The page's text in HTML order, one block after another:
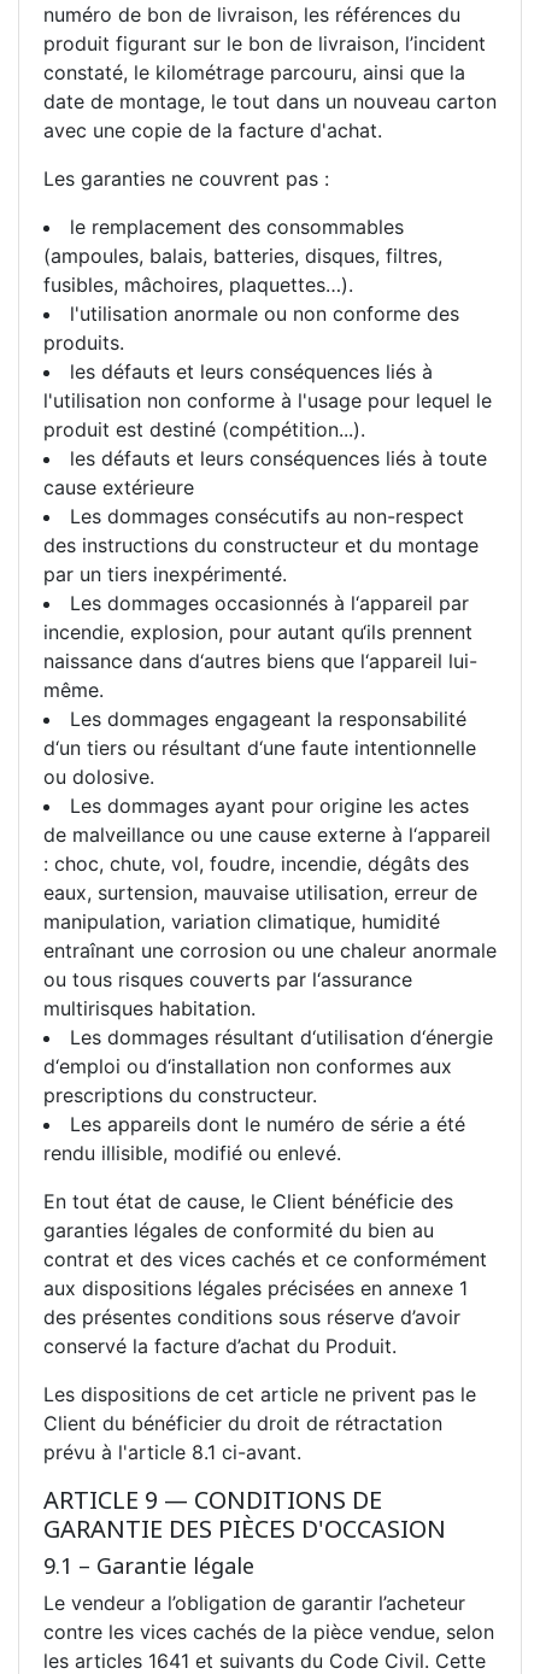
numéro de bon de livraison, les références du
produit figurant sur le bon de livraison, l’incident
constaté, le kilométrage parcouru, ainsi que la
date de montage, le tout dans un nouveau carton
avec une copie de la facture d'achat.
Les garanties ne couvrent pas :
le remplacement des consommables
(ampoules, balais, batteries, disques, filtres,
fusibles, mâchoires, plaquettes…).
l'utilisation anormale ou non conforme des
produits.
les défauts et leurs conséquences liés à
l'utilisation non conforme à l'usage pour lequel le
produit est destiné (compétition...).
les défauts et leurs conséquences liés à toute
cause extérieure
Les dommages consécutifs au non-respect
des instructions du constructeur et du montage
par un tiers inexpérimenté.
Les dommages occasionnés à l‘appareil par
incendie, explosion, pour autant qu‘ils prennent
naissance dans d‘autres biens que l‘appareil lui-
même.
Les dommages engageant la responsabilité
d‘un tiers ou résultant d‘une faute intentionnelle
ou dolosive.
Les dommages ayant pour origine les actes
de malveillance ou une cause externe à l‘appareil
: choc, chute, vol, foudre, incendie, dégâts des
eaux, surtension, mauvaise utilisation, erreur de
manipulation, variation climatique, humidité
entraînant une corrosion ou une chaleur anormale
ou tous risques couverts par l‘assurance
multirisques habitation.
Les dommages résultant d‘utilisation d‘énergie
d‘emploi ou d‘installation non conformes aux
prescriptions du constructeur.
Les appareils dont le numéro de série a été
rendu illisible, modifié ou enlevé.
En tout état de cause, le Client bénéficie des
garanties légales de conformité du bien au
contrat et des vices cachés et ce conformément
aux dispositions légales précisées en annexe 1
des présentes conditions sous réserve d’avoir
conservé la facture d’achat du Produit.
Les dispositions de cet article ne privent pas le
Client du bénéficier du droit de rétractation
prévu à l'article 8.1 ci-avant.
ARTICLE 9 — CONDITIONS DE
GARANTIE DES PIÈCES D'OCCASION
9.1 – Garantie légale
Le vendeur a l’obligation de garantir l’acheteur
contre les vices cachés de la pièce vendue, selon
les articles 1641 et suivants du Code Civil. Cette